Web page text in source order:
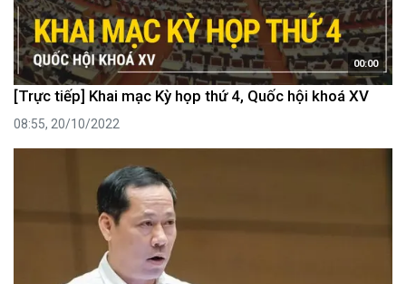
00:00
[Trực tiếp] Khai mạc Kỳ họp thứ 4, Quốc hội khoá XV
08:55, 20/10/2022